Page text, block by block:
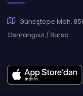
Güneştepe Mah.
Osmangazi / Bursa